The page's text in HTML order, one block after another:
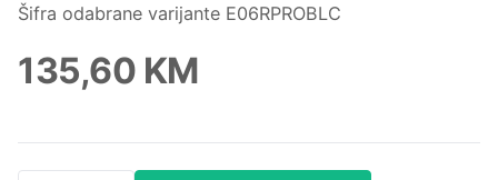
135,60 KM
Šifra odabrane varijante E06RPROBLC